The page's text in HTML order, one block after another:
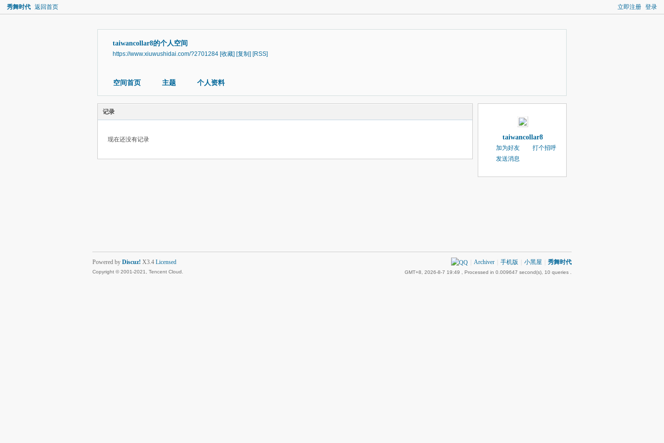
立即注册 登录
秀舞时代 返回首页
taiwancollar8的个人空间
https://www.xiuwushidai.com/?2701284 [收藏] [复制] [RSS]
空间首页 主题 个人资料
记录
现在还没有记录 taiwancollar8
加为好友
打个招呼
发送消息
Archiver 手机版 小黑屋 秀舞时代
GMT+8, 2026-8-7 19:49 , Processed in 0.009647 second(s), 10 queries .
Powered by Discuz! X3.4 Licensed
Copyright © 2001-2021, Tencent Cloud.